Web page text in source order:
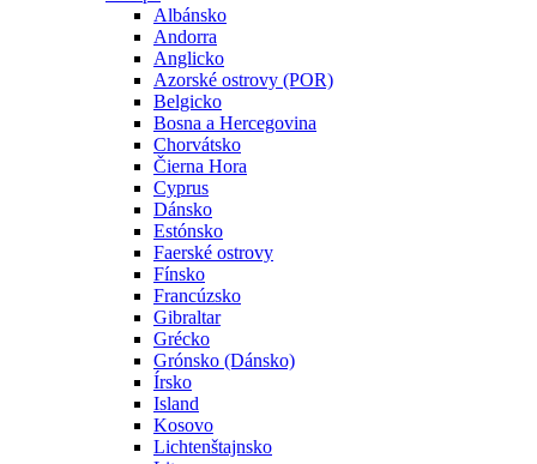
Albánsko
Andorra
Anglicko
Azorské ostrovy (POR)
Belgicko
Bosna a Hercegovina
Chorvátsko
Čierna Hora
Cyprus
Dánsko
Estónsko
Faerské ostrovy
Fínsko
Francúzsko
Gibraltar
Grécko
Grónsko (Dánsko)
Írsko
Island
Kosovo
Lichtenštajnsko